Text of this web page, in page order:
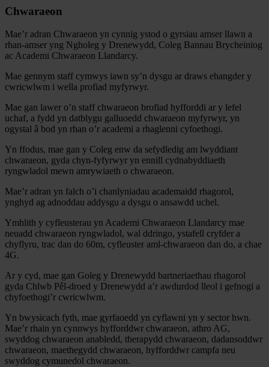
Chwaraeon
Mae’r adran Chwaraeon yn cynnig ystod o gyrsiau amser llawn a
rhan-amser yng Ngholeg y Drenewydd, Coleg Bannau Brycheiniog
ac Academi Chwaraeon Llandarcy.
Mae gennym staff cymwys iawn sy’n dysgu ar draws ehangder y
cwricwlwm i wella profiad myfyrwyr.
Mae gan lawer o’n staff chwaraeon brofiad hyfforddi ar y lefel
uchaf, a fydd yn datblygu galluoedd chwaraeon myfyrwyr, yn
ogystal â bod yn rhan o’r academi a rhaglenni cyfoethogi.
Yn ffodus, mae gan y Coleg enw da sefydledig am lwyddiant
chwaraeon, gyda chyn-fyfyrwyr yn ennill cydnabyddiaeth
ryngwladol mewn amrywiaeth o chwaraeon.
Mae’r adran yn falch o’i chanlyniadau academaidd rhagorol,
ynghyd ag adnoddau addysgu a dysgu o ansawdd uchel.
Ymhlith y cyfleusterau yn Academi Chwaraeon Llandarcy mae
neuadd chwaraeon ryngwladol, wal ddringo, ystafell cryfder a
chyflyru, trac dan do 60m, cyfleuster aml-chwaraeon dan do, a chae
4G.
Ar y cyd, mae gan Goleg y Drenewydd bartneriaethau rhagorol
gyda Chlwb Pêl-droed y Drenewydd a’r awdurdod lleol i gefnogi a
chyfoethogi’r cwricwlwm.
Yn bwysicach fyth, mae gyrfaoedd yn cyflawni yn y sector hwn.
Mae’r rhain yn cynnwys hyfforddwr chwaraeon, athro AG,
swyddog chwaraeon anabledd, therapydd chwaraeon, dadansoddwr
chwaraeon, maethegydd chwaraeon, hyfforddwr campfa neu
swyddog cymunedol chwaraeon.